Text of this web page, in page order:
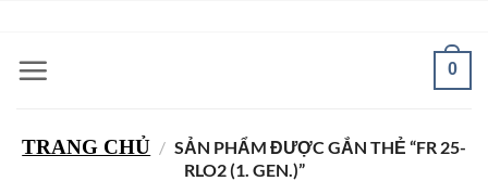
nội
0
TRANG CHỦ / SẢN PHẨM ĐƯỢC GẮN THẺ “FR 25-
RLO2 (1. GEN.)”